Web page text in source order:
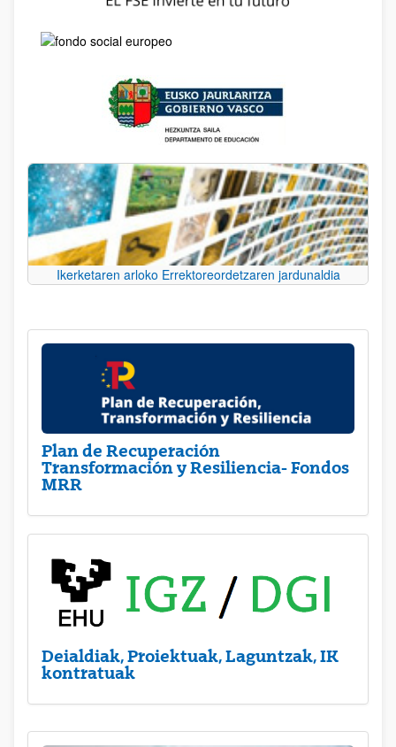
Ikerketaren arloko Errektoreordetzaren jardunaldia
Plan de Recuperación
Transformación y Resiliencia- Fondos
MRR
Deialdiak, Proiektuak, Laguntzak, IK
kontratuak